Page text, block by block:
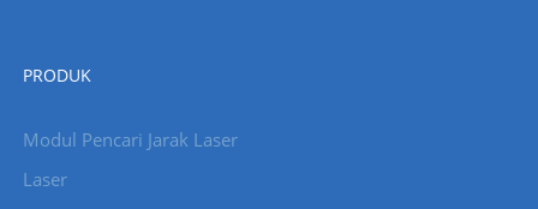
PRODUK
Modul Pencari Jarak Laser
Laser